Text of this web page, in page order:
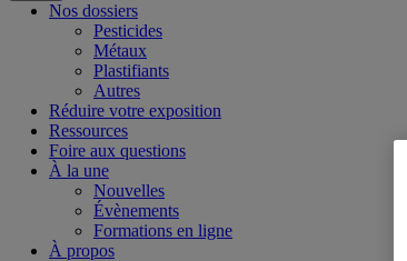
Nos dossiers
Pesticides
Métaux
Plastifiants
Autres
Réduire votre exposition
Ressources
Foire aux questions
À la une
Nouvelles
Évènements
Formations en ligne
À propos